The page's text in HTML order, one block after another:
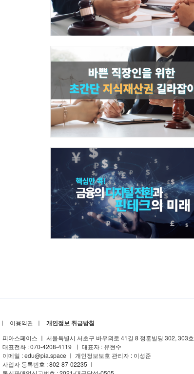
ㅣ 이용약관 ㅣ 개인정보 취급방침
피아스페이스 ㅣ 서울특별시 서초구 바우뫼로 41길 8 정훈빌딩 302, 303호
대표전화 : 070-4208-4119 ㅣ 대표자 : 유현수
이메일 : edu@pia.space ㅣ 개인정보보호 관리자 : 이성준
사업자 등록번호 : 802-87-02235 ㅣ